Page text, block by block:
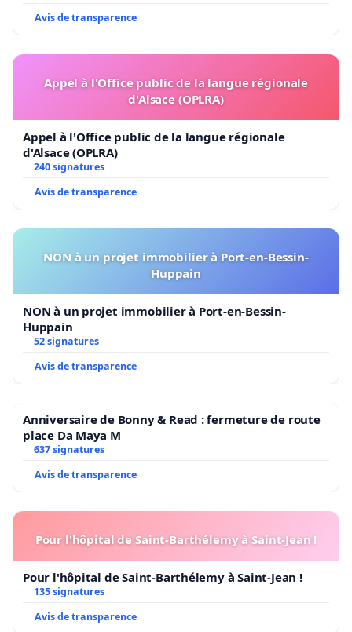
Avis de transparence
Appel à l'Office public de la langue régionale
d'Alsace (OPLRA)
Appel à l'Office public de la langue régionale
d'Alsace (OPLRA)
240 signatures
Avis de transparence
NON à un projet immobilier à Port-en-Bessin-
Huppain
NON à un projet immobilier à Port-en-Bessin-
Huppain
52 signatures
Avis de transparence
Anniversaire de Bonny & Read : fermeture de route
place Da Maya M
637 signatures
Avis de transparence
Pour l'hôpital de Saint-Barthélemy à Saint-Jean !
Pour l'hôpital de Saint-Barthélemy à Saint-Jean !
135 signatures
Avis de transparence